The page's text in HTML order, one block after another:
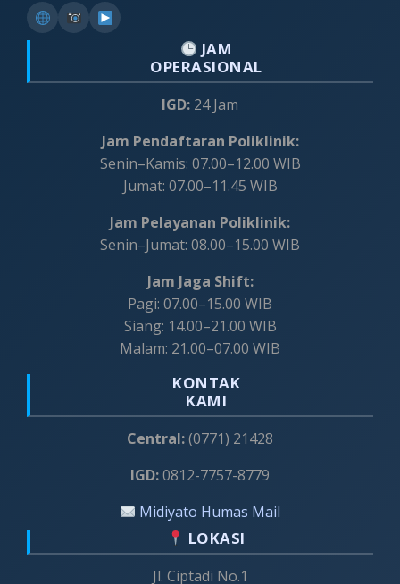
JAM
OPERASIONAL
IGD: 24 Jam
Jam Pendaftaran Poliklinik:
Senin–Kamis: 07.00–12.00 WIB
Jumat: 07.00–11.45 WIB
Jam Pelayanan Poliklinik:
Senin–Jumat: 08.00–15.00 WIB
Jam Jaga Shift:
Pagi: 07.00–15.00 WIB
Siang: 14.00–21.00 WIB
Malam: 21.00–07.00 WIB
KONTAK
KAMI
Central:(0771) 21428
IGD:0812-7757-8779
Midiyato Humas Mail
LOKASI
Jl. Ciptadi No.1